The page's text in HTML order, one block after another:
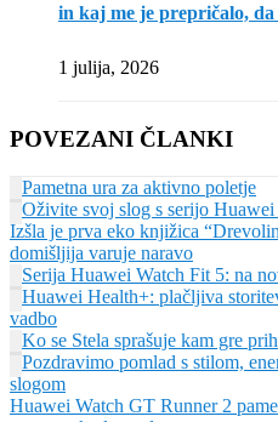
in kaj me je prepričalo, da
1 julija, 2026
POVEZANI ČLANKI
Pametna ura za aktivno poletje
Oživite svoj slog s serijo
Izšla je prva eko knjižica
domišljija varuje naravo
Serija Huawei Watch Fit 5: na
Huawei Health+: plačljiva
vadbo
Ko se Stela sprašuje kam gre
Pozdravimo pomlad s stilom,
slogom
Huawei Watch GT Runner 2